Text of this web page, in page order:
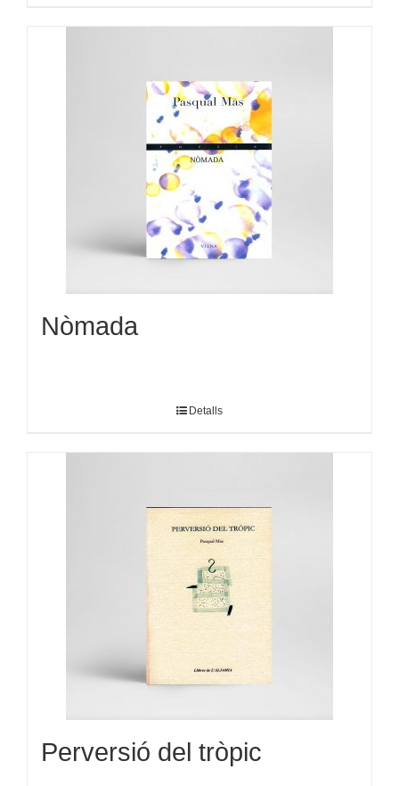
Nòmada
Detalls
Perversió del tròpic